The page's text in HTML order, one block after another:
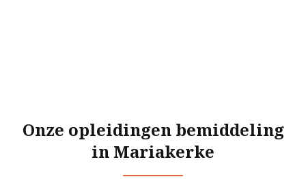
Onze opleidingen bemiddeling
in Mariakerke